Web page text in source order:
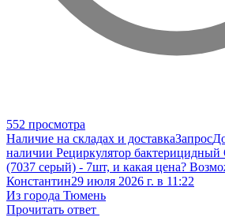
552 просмотра
Наличие на складах и доставкаЗапрос
наличии Рециркулятор
(7037 серый) - 7шт, и какая цена?
Константин29 июля 2026 г. в 11:22
Из города Тюмень
Прочитать ответ